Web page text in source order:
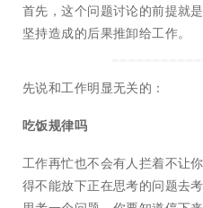
首先，这个问题讨论的前提就
坚持造成的后果推卸给工作。
先说和工作明显无关的：
吃饭规律吗
工作再忙也不会有人拦着不让
得不能放下正在思考的问题去